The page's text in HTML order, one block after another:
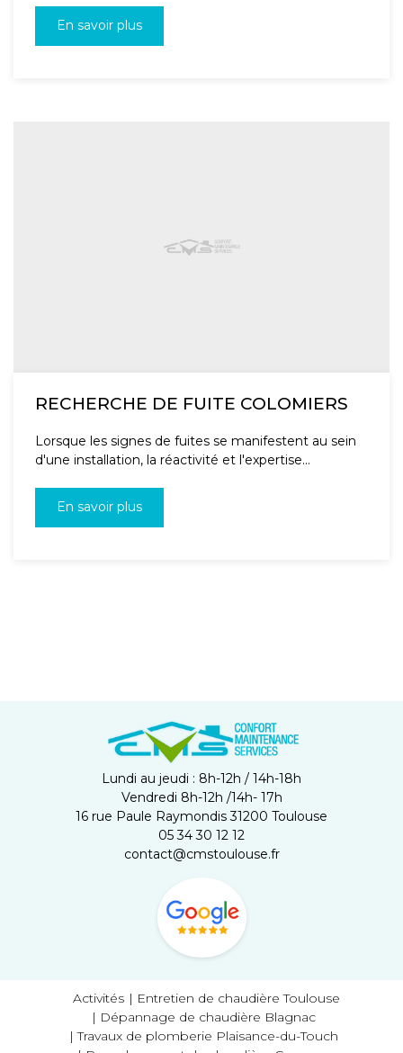
En savoir plus
RECHERCHE DE FUITE COLOMIERS
Lorsque les signes de fuites se manifestent au sein
d'une installation, la réactivité et l'expertise...
En savoir plus
Lundi au jeudi : 8h-12h / 14h-18h
Vendredi 8h-12h /14h- 17h
16 rue Paule Raymondis 31200 Toulouse
05 34 30 12 12
contact@cmstoulouse.fr
Activités
Entretien de chaudière Toulouse
Dépannage de chaudière Blagnac
Travaux de plomberie Plaisance-du-Touch